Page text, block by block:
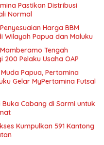
Pastikan Distribusi
Normal
Harga BBM
Wilayah Papua dan Maluku
Tengah
Pelaku Usaha OAP
Papua, Pertamina
Gelar MyPertamina Futsal
Buka Cabang di Sarmi untuk
Kumpulkan 591 Kantong